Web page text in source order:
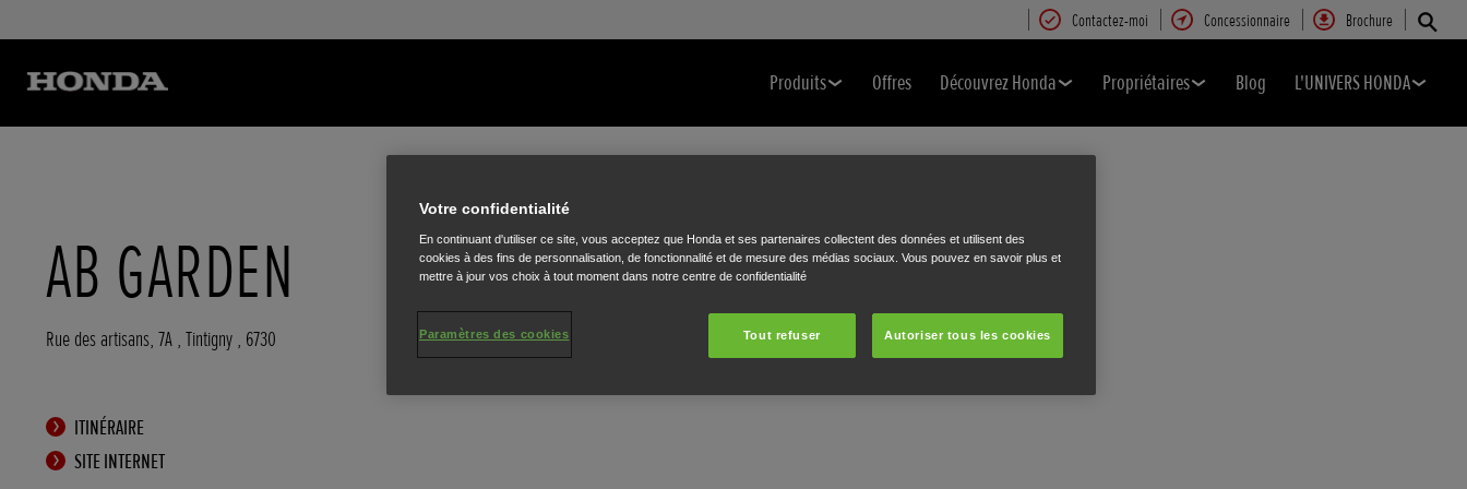
Contactez-moi Concessionnaire Brochure
Produits Offres Découvrez Honda Propriétaires Blog L'UNIVERS HONDA
AB GARDEN
Rue des artisans, 7A , Tintigny , 6730
ITINÉRAIRE
SITE INTERNET
Votre confidentialité
En continuant d'utiliser ce site, vous acceptez que Honda et ses partenaires collectent des données et utilisent des
cookies à des fins de personnalisation, de fonctionnalité et de mesure des médias sociaux. Vous pouvez en savoir plus et
mettre à jour vos choix à tout moment dans notre centre de confidentialité
Tout refuser Autoriser tous les cookies
Paramètres des cookies